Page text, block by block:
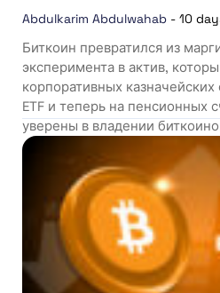
Abdulkarim Abdulwahab - 10
Биткоин превратился из
эксперимента в актив,
корпоративных
ETF и теперь на пенсионных
уверены в владении